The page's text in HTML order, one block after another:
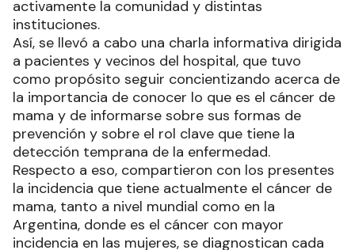
activamente la comunidad y distintas
instituciones.
Así, se llevó a cabo una charla informativa dirigida
a pacientes y vecinos del hospital, que tuvo
como propósito seguir concientizando acerca de
la importancia de conocer lo que es el cáncer de
mama y de informarse sobre sus formas de
prevención y sobre el rol clave que tiene la
detección temprana de la enfermedad.
Respecto a eso, compartieron con los presentes
la incidencia que tiene actualmente el cáncer de
mama, tanto a nivel mundial como en la
Argentina, donde es el cáncer con mayor
incidencia en las mujeres, se diagnostican cada